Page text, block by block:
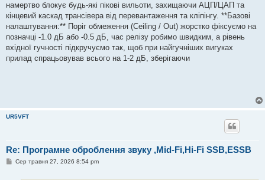
намертво блокує будь-які пікові вильоти, захищаючи АЦП/ЦАП та
кінцевий каскад трансівера від перевантаження та кліпінгу. **Базові
налаштування:** Поріг обмеження (Ceiling / Out) жорстко фіксуємо на
позначці -1.0 дБ або -0.5 дБ, час релізу робимо швидким, а рівень
вхідної гучності підкручуємо так, щоб при найгучніших вигуках
прилад спрацьовував всього на 1-2 дБ, зберігаючи
UR5VFT
Re: Програмне оброблення звуку ,Mid-Fi,Hi-Fi SSB,ESSB
ПСер травня 27, 2026 8:54 pm